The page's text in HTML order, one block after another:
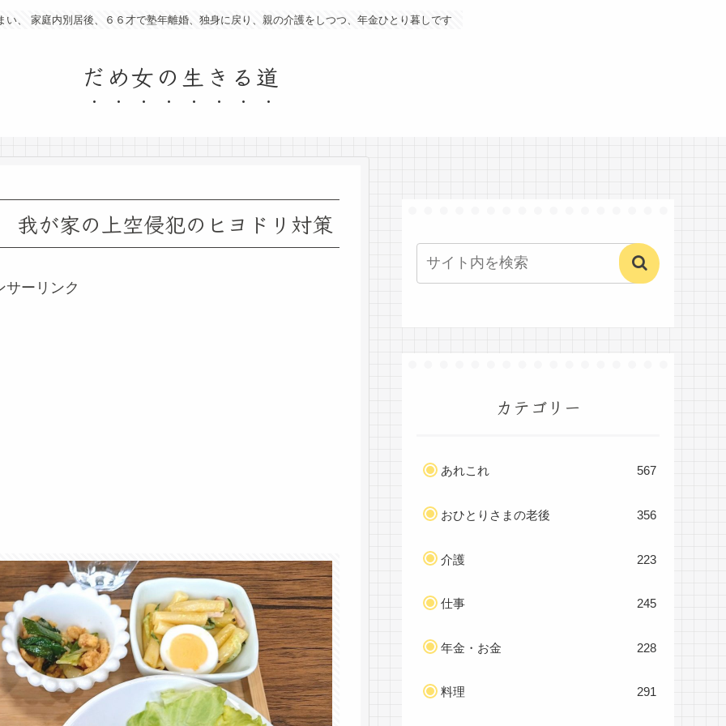
い、 家庭内別居後、６６才で塾年離婚、独身に戻り、親の介護をしつつ、年金ひとり暮しです
だめ女の生きる道
が家の上空侵犯のヒヨドリ対策
サーリンク
カテゴリー
あれこれ 567
おひとりさまの老後 356
介護 223
仕事 245
年金・お金 228
料理 291